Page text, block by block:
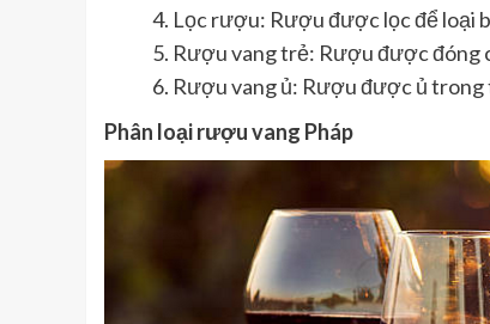
Lọc rượu: Rượu được lọc để loại
Rượu vang trẻ: Rượu được đóng
Rượu vang ủ: Rượu được ủ trong
Phân loại rượu vang Pháp